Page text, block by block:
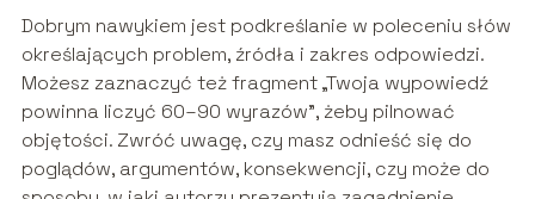
Dobrym nawykiem jest podkreślanie w poleceniu słów
określających problem, źródła i zakres odpowiedzi.
Możesz zaznaczyć też fragment „Twoja wypowiedź
powinna liczyć 60–90 wyrazów”, żeby pilnować
objętości. Zwróć uwagę, czy masz odnieść się do
poglądów, argumentów, konsekwencji, czy może do